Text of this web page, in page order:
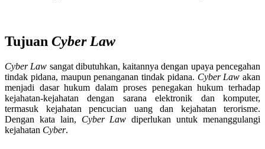
Tujuan Cyber Law
Cyber Law sangat dibutuhkan, kaitannya dengan upaya pencegahan
tindak pidana, maupun penanganan tindak pidana. Cyber Law akan
menjadi dasar hukum dalam proses penegakan hukum terhadap
kejahatan-kejahatan dengan sarana elektronik dan komputer,
termasuk kejahatan pencucian uang dan kejahatan terorisme.
Dengan kata lain, Cyber Law diperlukan untuk menanggulangi
kejahatan Cyber.